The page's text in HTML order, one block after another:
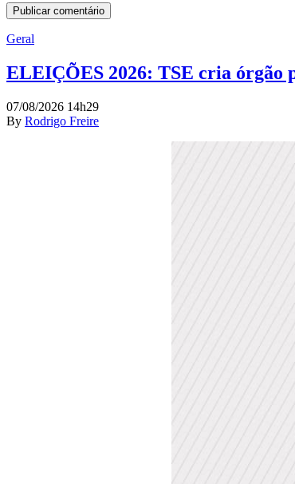
Geral
ELEIÇÕES 2026: TSE cria órgão
07/08/2026 14h29
By Rodrigo Freire